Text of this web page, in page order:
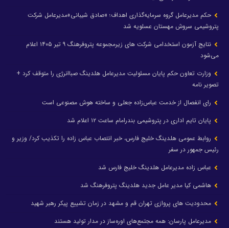
حکم مدیرعامل گروه سرمایه‌گذاری اهداف؛ «صادق شیبانی»مدیرعامل شرکت
پتروشیمی سروش مهستان عسلویه شد
نتایج آزمون استخدامی شرکت های زیرمجموعه پتروفرهنگ ۹ تیر ۱۴۰۵ اعلام
می‌شود
وزارت تعاون حکم پایان مسئولیت مدیرعامل هلدینگ صباانرژی را متوقف کرد +
تصویر نامه
رای انفصال از خدمت عباس‌زاده جعلی و ساخته هوش مصنوعی است
پایان تایم اداری در پتروشیمی بندرامام ساعت ۱۲ اعلام شد
روابط عمومی هلدینگ خلیج فارس، خبر انتصاب عباس زاده را تکذیب کرد/ وزیر و
رئیس جمهور در سفر
عباس زاده مدیرعامل هلدینگ خلیج فارس شد
هاشمی کیا مدیر عامل جدید هلدینگ پتروفرهنگ شد
محدودیت های پروازی تهران قم و مشهد در زمان تشییع پیکر رهبر شهید
مدیرعامل پارسان: همه مجتمع‌های اوره‌ساز در مدار تولید هستند